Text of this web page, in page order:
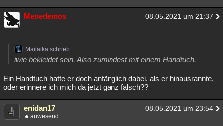
Menedemos 08.05.2021 um 21:37
Mailaika schrieb:
iwie bekleidet sein. Also zumindest mit einem Handtuch.
Ein Handtuch hatte er doch anfänglich dabei, als er hinausrannte,
oder erinnere ich mich da jetzt ganz falsch??
enidan17 08.05.2021 um 23:54
anwesend